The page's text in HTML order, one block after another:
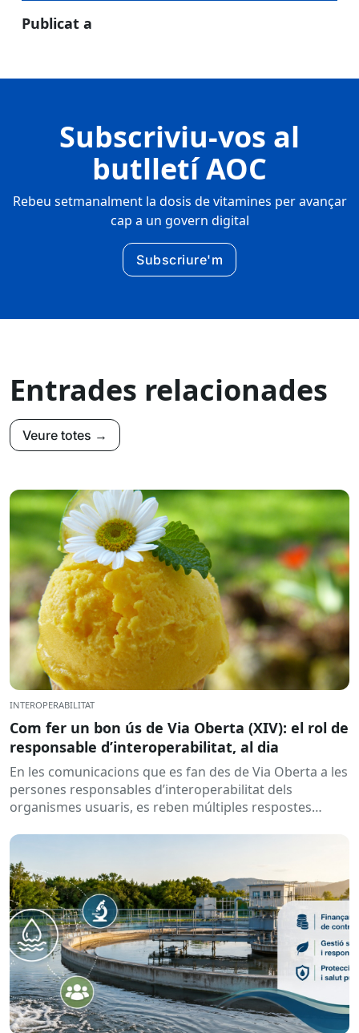
Publicat a
Subscriviu-vos al
butlletí AOC
Rebeu setmanalment la dosis de vitamines per avançar
cap a un govern digital
Subscriure'm
Entrades relacionades
Veure totes →
INTEROPERABILITAT
Com fer un bon ús de Via Oberta (XIV): el rol de
responsable d’interoperabilitat, al dia
En les comunicacions que es fan des de Via Oberta a les
persones responsables d’interoperabilitat dels
organismes usuaris, es reben múltiples respostes